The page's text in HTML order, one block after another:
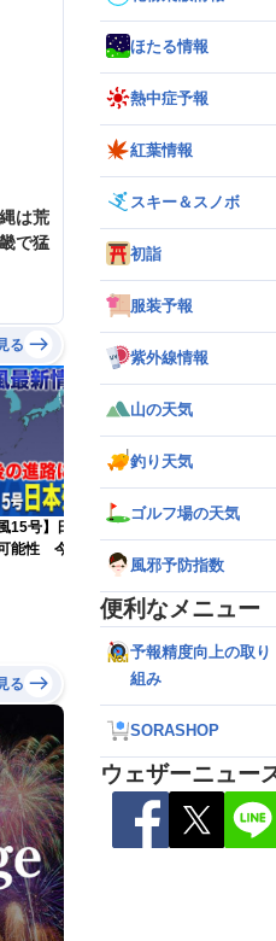
は荒
で猛
る
風15号】日本の東の海上に近づいて
能性 今後の進路に注意（6日3時
【台
る
ほたる情報
熱中症予報
紅葉情報
スキー＆スノボ
初詣
服装予報
紫外線情報
山の天気
釣り天気
ゴルフ場の天気
風邪予防指数
便利なメニュー
予報精度向上の取り
組み
SORASHOP
ウェザーニュー